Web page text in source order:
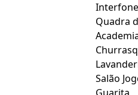
Interfone
Quadra
Salão